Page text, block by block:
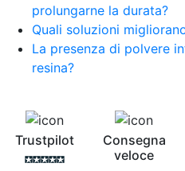
prolungarne la durata?
Quali soluzioni
La presenza di polvere
resina?
Trustpilot
Consegna
veloce